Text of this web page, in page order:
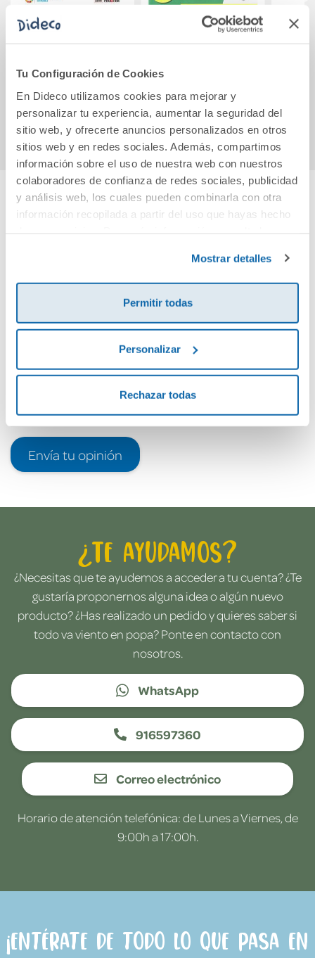
Tu Configuración de Cookies
En Dideco utilizamos cookies para mejorar y
personalizar tu experiencia, aumentar la seguridad del
sitio web, y ofrecerte anuncios personalizados en otros
sitios web y en redes sociales. Además, compartimos
información sobre el uso de nuestra web con nuestros
colaboradores de confianza de redes sociales, publicidad
y análisis web, los cuales pueden combinarla con otra
información recopilada a partir del uso que hayas hecho
Mostrar detalles
Permitir todas
Personalizar
Rechazar todas
Física y Química 2
(Comunidad en
Comprar
ORTOGRAFIA
PUNTO Y APARTE
Comprar
and
Cuéntanos tu opinión
¡Sé el primero en valorar este producto!
Debes iniciar sesión para poder valorarlo
Envía tu opinión
¿Te ayudamos?
¿Necesitas que te ayudemos a acceder a tu cuenta? ¿Te
gustaría proponernos alguna idea o algún nuevo
producto? ¿Has realizado un pedido y quieres saber si
todo va viento en popa? Ponte en contacto con
nosotros.
WhatsApp
916597360
Correo electrónico
Horario de atención telefónica: de Lunes a Viernes, de
9:00h a 17:00h.
¡Entérate de todo lo que pasa en